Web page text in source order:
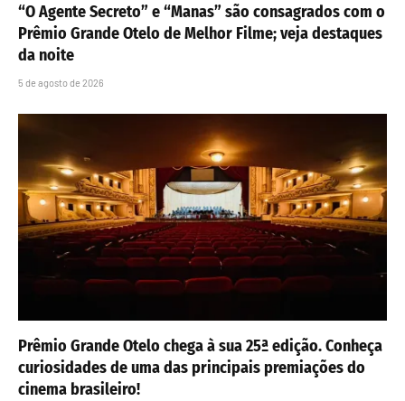
“O Agente Secreto” e “Manas” são consagrados com o
Prêmio Grande Otelo de Melhor Filme; veja destaques
da noite
5 de agosto de 2026
Prêmio Grande Otelo chega à sua 25ª edição. Conheça
curiosidades de uma das principais premiações do
cinema brasileiro!